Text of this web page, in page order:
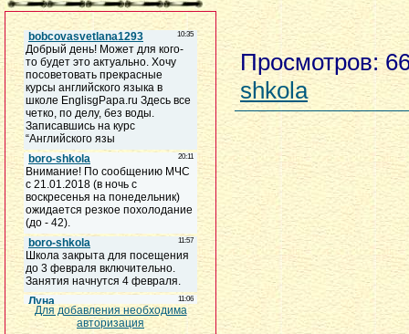
Для добавления необходима
авторизация
Просмотров:
shkola